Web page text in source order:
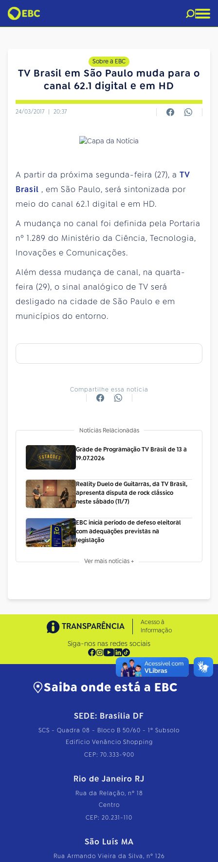
Sobre a EBC
TV Brasil em São Paulo muda para o
canal 62.1 digital e em HD
24/03/2017 | 20:37
A partir da próxima segunda-feira (27), a TV
Brasil , em São Paulo, será sintonizada por
meio do canal 62.1 digital e em HD.
A mudança no canal foi definida pela Portaria
nº 1.289 do Ministério da Ciência, Tecnologia,
Inovações e Comunicações.
Além dessa mudança de canal, na quarta-
feira (29), o sinal analógico de TV será
desligado na cidade de São Paulo e em
municípios do entorno.
Compartilhe essa notícia
Notícias Relacionadas
Grade de Programação TV Brasil de 13 a
19.07.2026
Reality Duelo de Guitarras, da TV Brasil,
apresenta disputa de rock clássico
neste sábado (11/7)
EBC inicia período de defeso eleitoral
com adequações previstas na
legislação
Ver mais notícias +
TRANSPARÊNCIA
Acesso à
Informação
Siga-nos nas redes sociais
Saiba onde está a EBC
SEDE: Brasília DF
SCS - Quadra 08 - Bloco B 50/60 - 1º Subsolo
Edifício Venâncio Shopping
CEP: 70.333-900
Rio de Janeiro RJ
Rua da Relação, nº 18
Centro
CEP: 20.231-110
São Luís MA
Rua Armando Vieira da Silva, nº 126